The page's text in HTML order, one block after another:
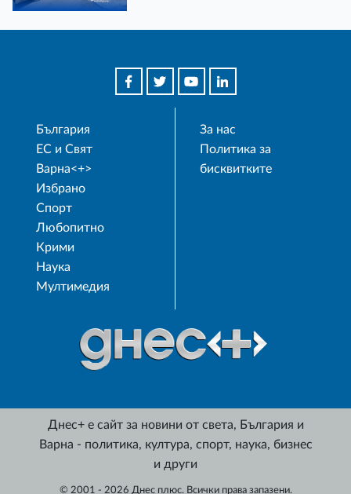
България
ЕС и Свят
Варна<+>
Избрано
Спорт
Любопитно
Крими
Наука
Мултимедия
За нас
Политика за
бисквитките
Днес+ е сайт за новини от света, България и
Варна - политика, култура, спорт, наука, бизнес
и други
© 2001 - 2026 Днес плюс. Всички права запазени.